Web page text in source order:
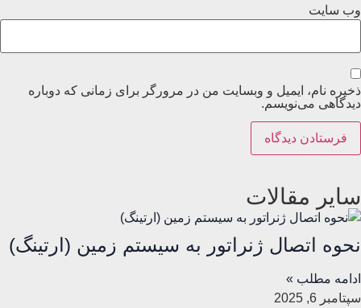
وب‌ سایت
ذخیره نام، ایمیل و وبسایت من در مرورگر برای زمانی که دوباره
دیدگاهی می‌نویسم.
سایر مقالات
نحوه اتصال ژنراتور به سیستم زمین (ارتینگ)
ادامه مطلب »
سپتامبر 6, 2025